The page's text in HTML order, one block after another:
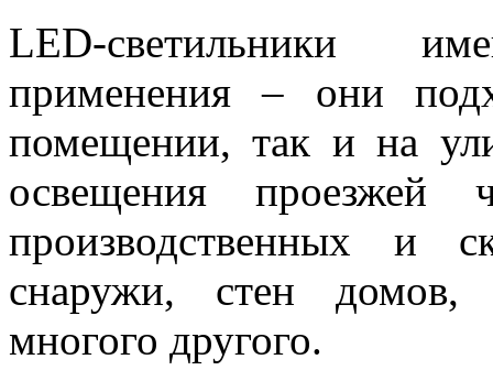
LED-светильники
применения – они
помещении, так и на
освещения проезжей
производственных и
снаружи, стен домов,
многого другого.